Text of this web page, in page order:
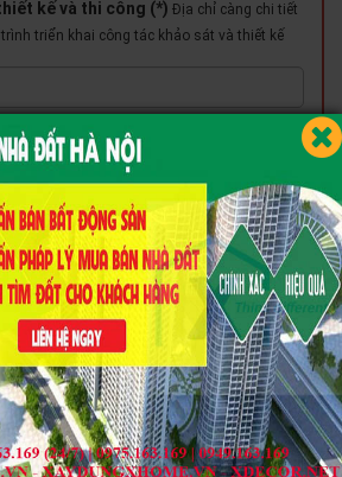
kế và thi công (*) Địa chỉ càng chi tiết
triển khai công tác khảo sát và thiết kế
có thể liên hệ với bạn (*)
quá trình triển khai công tác khảo sát và
hộ quý khách muốn X HOME thiết kế
năng các phòng - Khoảng thời gian quý
nội thất lắp đặt hoàn thiện